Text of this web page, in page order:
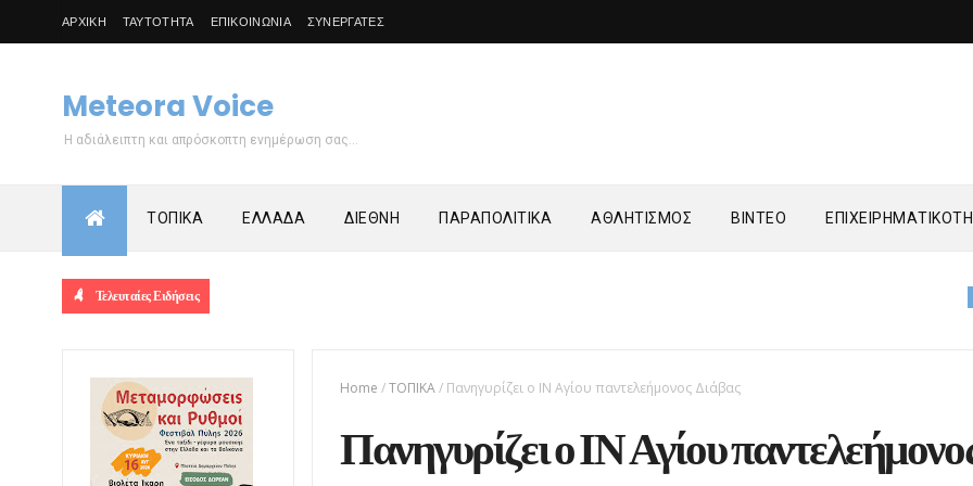
ΑΡΧΙΚΗ ΤΑΥΤΟΤΗΤΑ ΕΠΙΚΟΙΝΩΝΙΑ ΣΥΝΕΡΓΑΤΕΣ
Meteora Voice
Η αδιάλειπτη και απρόσκοπτη ενημέρωση σας...
ΤΟΠΙΚΑ ΕΛΛΑΔΑ ΔΙΕΘΝΗ ΠΑΡΑΠΟΛΙΤΙΚΑ ΑΘΛΗΤΙΣΜΟΣ ΒΙΝΤΕΟ
Τελευταίες Ειδήσεις
Home /ΤΟΠΙΚΑ/ Πανηγυρίζει ο ΙΝ Αγίου παντελεήμονος Διάβας
Πανηγυρίζει ο ΙΝ Αγίου